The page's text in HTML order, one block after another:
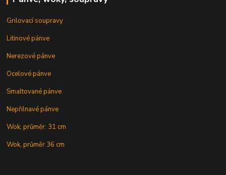
Grilovací soupravy
Litinové pánve
Nerezové pánve
Ocelové pánve
Smaltované pánve
Nepřilnavé pánve
Wok, průměr: 31 cm
Wok, průměr 36 cm